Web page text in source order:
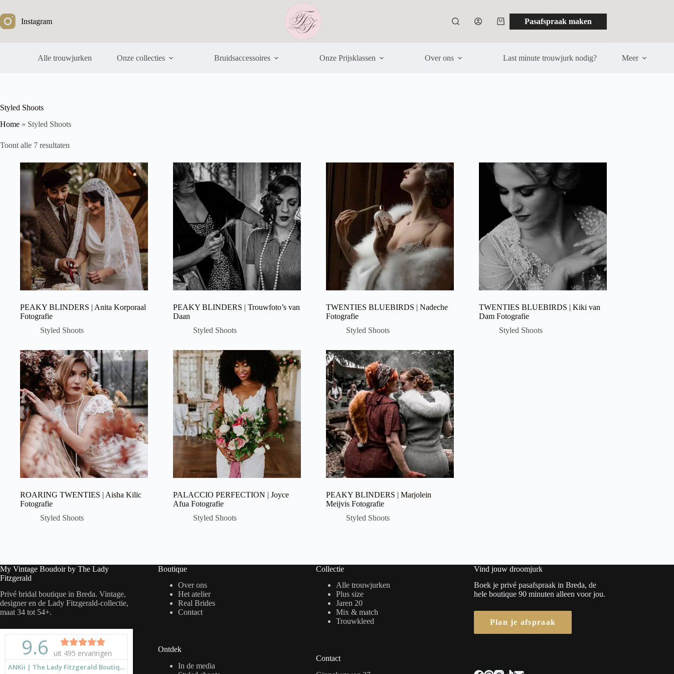
naar
de
inhoud
Instagram WinkelwagenPasafspraak maken
Alle trouwjurken Onze collecties Bruidsaccessoires Onze Prijsklassen Over ons Last minute trouwjurk nodig? Meer
Styled Shoots
Home » Styled Shoots
Toont alle 7 resultaten
nieuwste
PEAKY BLINDERS | Anita Korporaal
Fotografie
Styled Shoots
PEAKY BLINDERS | Trouwfoto’s van
Daan
Styled Shoots
TWENTIES BLUEBIRDS | Nadeche
Fotografie
Styled Shoots
TWENTIES BLUEBIRDS | Kiki van
Dam Fotografie
Styled Shoots
ROARING TWENTIES | Aisha Kilic
Fotografie
Styled Shoots
PALACCIO PERFECTION | Joyce
Afua Fotografie
Styled Shoots
PEAKY BLINDERS | Marjolein
Meijvis Fotografie
Styled Shoots
My Vintage Boudoir by The Lady
Fitzgerald
Privé bridal boutique in Breda. Vintage,
designer en de Lady Fitzgerald-collectie,
maat 34 tot 54+.
Boutique
Over ons
Het atelier
Real Brides
Contact
Ontdek
In de media
Collectie
Alle trouwjurken
Plus size
Jaren 20
Mix & match
Trouwkleed
Contact
Vind jouw droomjurk
Boek je privé pasafspraak in Breda, de
hele boutique 90 minuten alleen voor jou.
Plan je afspraak